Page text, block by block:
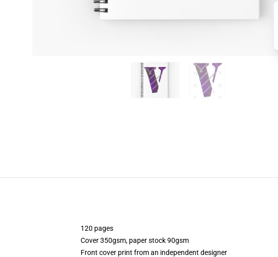
120 pages
Cover 350gsm, paper stock 90gsm
Front cover print from an independent designer